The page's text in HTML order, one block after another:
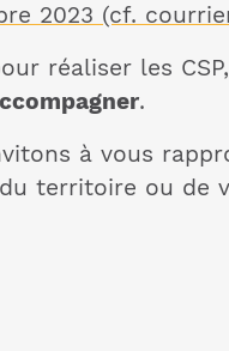
2023 (cf.
réaliser les CSP,
.
à vous
territoire ou de